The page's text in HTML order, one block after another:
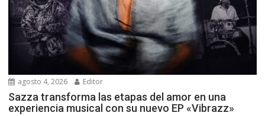
agosto 4, 2026 Editor
Sazza transforma las etapas del amor en una
experiencia musical con su nuevo EP «Vibrazz»